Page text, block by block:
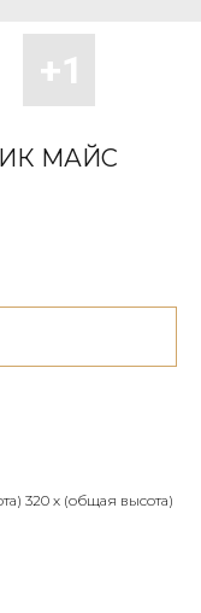
МАЙС
320 х (общая высота)